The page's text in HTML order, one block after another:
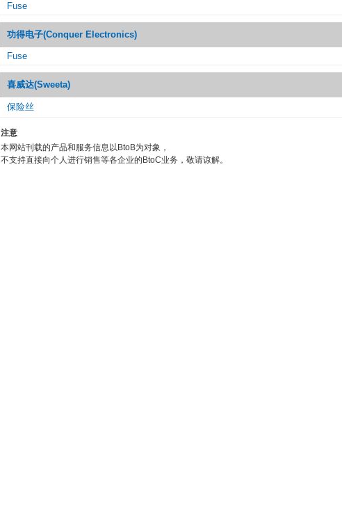
Fuse
功得电子(Conquer Electronics)
Fuse
喜威达(Sweeta)
保险丝
注意
本网站刊载的产品和服务信息以BtoB为对象，
不支持直接向个人进行销售等各企业的BtoC业务，敬请谅解。